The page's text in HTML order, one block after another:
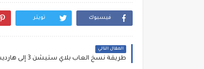
فيسبوك تويتر
المقال التالي